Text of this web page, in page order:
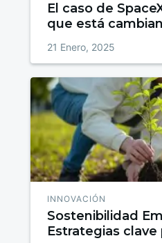
El caso de
que está
21 Enero, 2025
INNOVACIÓN
Sostenibilidad
Estrategias